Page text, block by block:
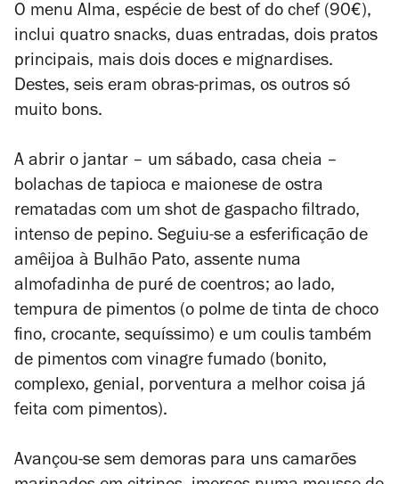
O menu Alma, espécie de best of do chef (90€),
inclui quatro snacks, duas entradas, dois pratos
principais, mais dois doces e mignardises.
Destes, seis eram obras-primas, os outros só
muito bons.
A abrir o jantar – um sábado, casa cheia –
bolachas de tapioca e maionese de ostra
rematadas com um shot de gaspacho filtrado,
intenso de pepino. Seguiu-se a esferificação de
amêijoa à Bulhão Pato, assente numa
almofadinha de puré de coentros; ao lado,
tempura de pimentos (o polme de tinta de choco
fino, crocante, sequíssimo) e um coulis também
de pimentos com vinagre fumado (bonito,
complexo, genial, porventura a melhor coisa já
feita com pimentos).
Avançou-se sem demoras para uns camarões